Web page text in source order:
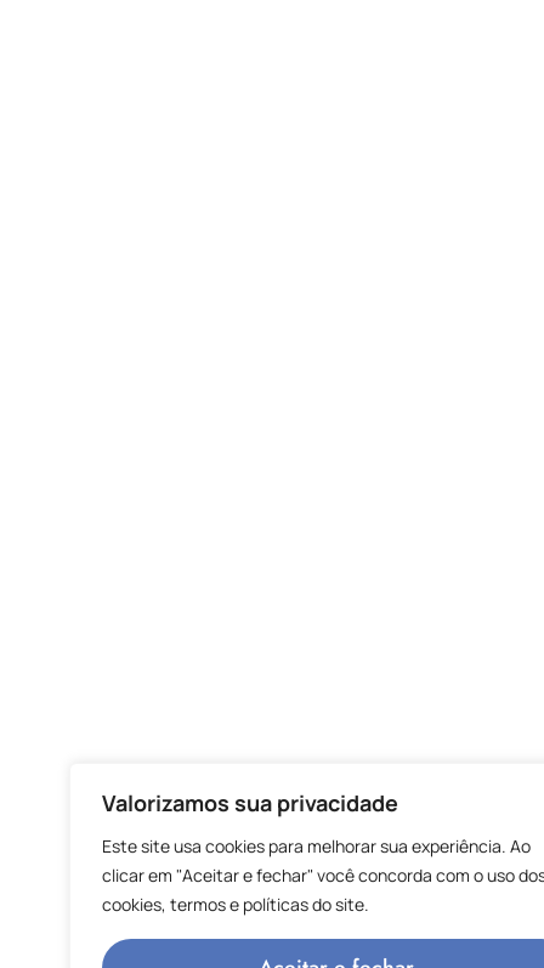
Valorizamos sua privacidade
Este site usa cookies para melhorar sua experiência. Ao
clicar em "Aceitar e fechar" você concorda com o uso
cookies, termos e políticas do site.